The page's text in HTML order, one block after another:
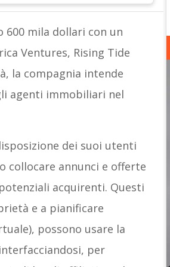
600 mila dollari con un
Ventures, Rising Tide
la compagnia intende
agenti immobiliari nel
dei suoi utenti
collocare annunci e offerte
acquirenti. Questi
e a pianificare
possono usare la
per